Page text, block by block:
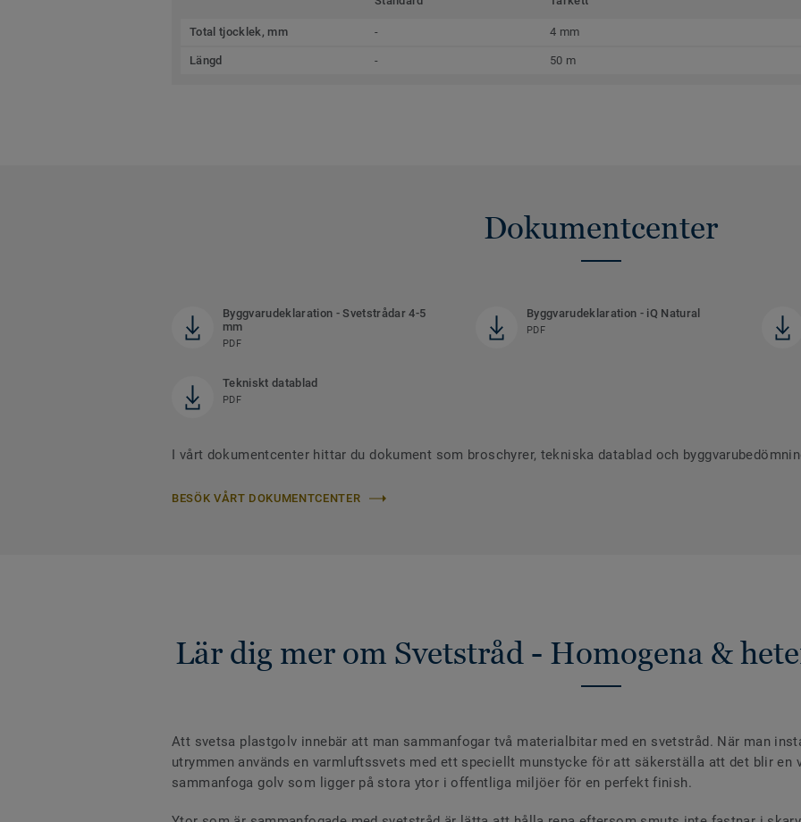
Total tjocklek, mm - 4 mm
Längd - 50 m
Dokumentcenter
Byggvarudeklaration - Svetstrådar 4-5
mm
PDF
Byggvarudeklaration - iQ Natural
PDF
Tekniskt datablad
PDF
I vårt dokumentcenter hittar du dokument som broschyrer, tekniska datablad och
BESÖK VÅRT DOKUMENTCENTER
Lär dig mer om Svetstråd - Homogena &
Att svetsa plastgolv innebär att man sammanfogar två materialbitar med en svetstråd. När man
utrymmen används en varmluftssvets med ett speciellt munstycke för att säkerställa att det blir en
sammanfoga golv som ligger på stora ytor i offentliga miljöer för en perfekt finish.